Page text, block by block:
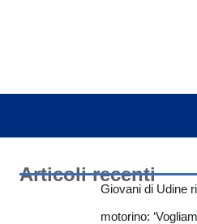
Articoli recenti
Giovani di Udine
motorino: